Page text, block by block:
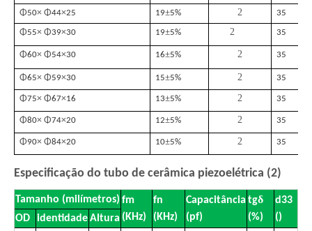
Φ50× Φ44×25 19±5% 2 35
Φ55× Φ39×30 19±5% 2 35
Φ60× Φ54×30 16±5% 2 35
Φ65× Φ59×30 15±5% 2 35
Φ75× Φ67×16 13±5% 2 35
Φ80× Φ74×20 12±5% 2 35
Φ90× Φ84×20 10±5% 2 35
Especificação do tubo de cerâmica piezoelétrica (2)
Tamanho (milímetros) fm
(KHz)
fn
(KHz)
Capacitância
(pf)
tgδ
(%)
d33
()
OD identidadeAltura